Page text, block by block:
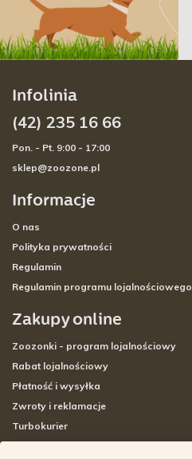
Informacje
O nas
Polityka prywatności
Regulamin
Regulamin programu lojalnościowego
Zakupy online
Zoozonki - program lojalnościowy
Rabat lojalnościowy
Płatność i wysyłka
Zwroty i reklamacje
Turbokurier
Infolinia
(42) 235 16 66
Pon. - Pt. 9:00 - 17:00
sklep@zoozone.pl